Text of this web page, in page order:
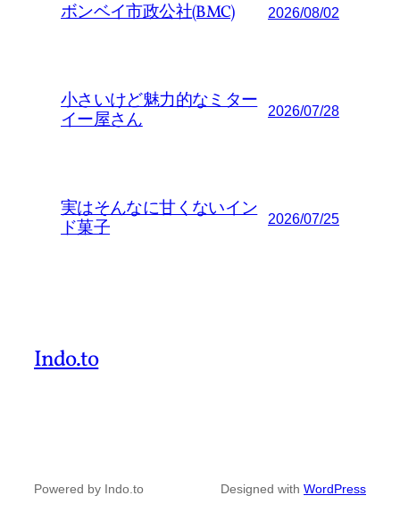
ボンベイ市政公社(BMC) 2026/08/02
小さいけど魅力的なミター
イー屋さん
2026/07/28
実はそんなに甘くないイン
ド菓子
2026/07/25
Indo.to
Powered by Indo.to Designed with WordPress